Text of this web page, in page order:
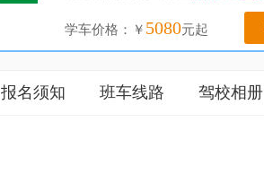
学车价格：￥ 5080元起
报名须知 班车线路 驾校相册